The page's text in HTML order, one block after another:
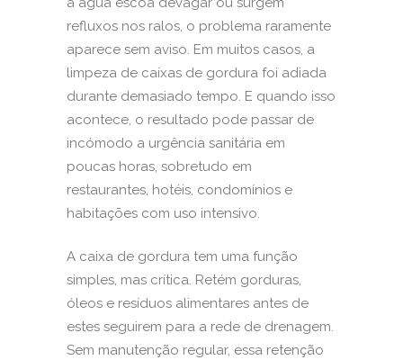
refluxos nos ralos, o problema raramente
aparece sem aviso. Em muitos casos, a
limpeza de caixas de gordura foi adiada
durante demasiado tempo. E quando isso
acontece, o resultado pode passar de
incómodo a urgência sanitária em
poucas horas, sobretudo em
restaurantes, hotéis, condomínios e
habitações com uso intensivo.
A caixa de gordura tem uma função
simples, mas crítica. Retém gorduras,
óleos e resíduos alimentares antes de
estes seguirem para a rede de drenagem.
Sem manutenção regular, essa retenção